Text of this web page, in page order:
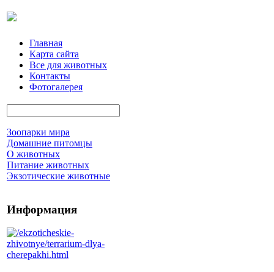
Главная
Карта сайта
Все для животных
Контакты
Фотогалерея
Зоопарки мира
Домашние питомцы
О животных
Питание животных
Экзотические животные
Информация